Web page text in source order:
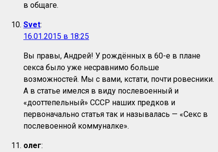
в общаге.
Svet:
16.01.2015 в 18:25
Вы правы, Андрей! У рождённых в 60-е в плане
секса было уже несравнимо больше
возможностей. Мы с вами, кстати, почти ровесники.
А в статье имелся в виду послевоенный и
«дооттепельный» СССР наших предков и
первоначально статья так и называлась — «Секс в
послевоенной коммуналке».
олег: